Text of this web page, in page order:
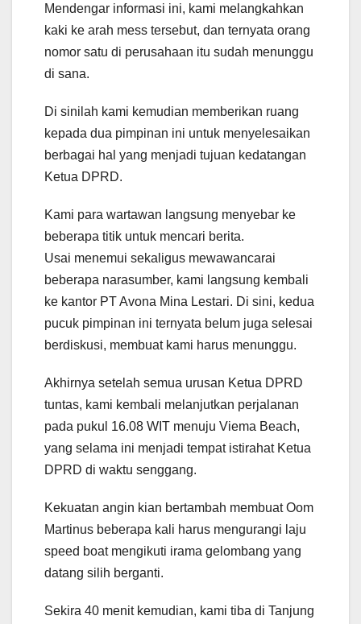
Mendengar informasi ini, kami melangkahkan
kaki ke arah mess tersebut, dan ternyata orang
nomor satu di perusahaan itu sudah menunggu
di sana.
Di sinilah kami kemudian memberikan ruang
kepada dua pimpinan ini untuk menyelesaikan
berbagai hal yang menjadi tujuan kedatangan
Ketua DPRD.
Kami para wartawan langsung menyebar ke
beberapa titik untuk mencari berita.
Usai menemui sekaligus mewawancarai
beberapa narasumber, kami langsung kembali
ke kantor PT Avona Mina Lestari. Di sini, kedua
pucuk pimpinan ini ternyata belum juga selesai
berdiskusi, membuat kami harus menunggu.
Akhirnya setelah semua urusan Ketua DPRD
tuntas, kami kembali melanjutkan perjalanan
pada pukul 16.08 WIT menuju Viema Beach,
yang selama ini menjadi tempat istirahat Ketua
DPRD di waktu senggang.
Kekuatan angin kian bertambah membuat Oom
Martinus beberapa kali harus mengurangi laju
speed boat mengikuti irama gelombang yang
datang silih berganti.
Sekira 40 menit kemudian, kami tiba di Tanjung